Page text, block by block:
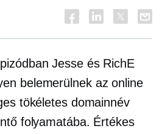
Jesse és RichE
belemerülnek az online
tökéletes domainnév
folyamatába. Értékes